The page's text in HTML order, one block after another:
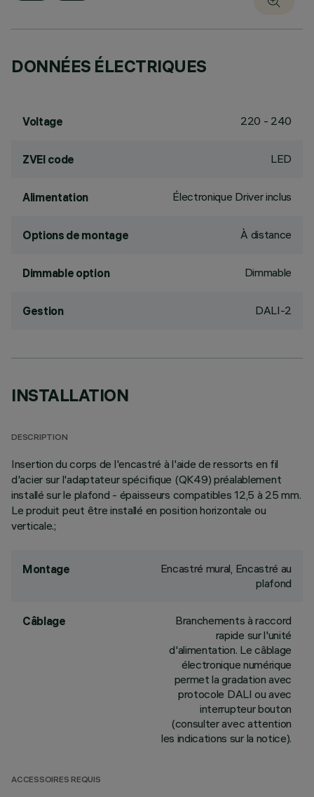
DONNÉES ÉLECTRIQUES
Voltage 220 - 240
ZVEI code LED
Alimentation Électronique Driver inclus
Options de montage À distance
Dimmable option Dimmable
Gestion DALI-2
INSTALLATION
DESCRIPTION
Insertion du corps de l'encastré à l'aide de ressorts en fil
d'acier sur l'adaptateur spécifique (QK49) préalablement
installé sur le plafond - épaisseurs compatibles 12,5 à 25 mm.
Le produit peut être installé en position horizontale ou
verticale.;
Montage
Encastré mural, Encastré au
plafond
Câblage
Branchements à raccord
rapide sur l'unité
d'alimentation. Le câblage
électronique numérique
permet la gradation avec
protocole DALI ou avec
interrupteur bouton
(consulter avec attention
les indications sur la notice).
ACCESSOIRES REQUIS